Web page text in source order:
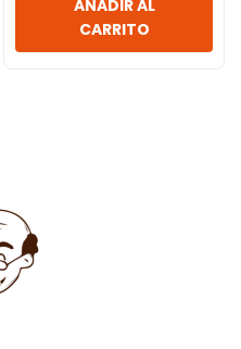
AÑADIR AL
CARRITO